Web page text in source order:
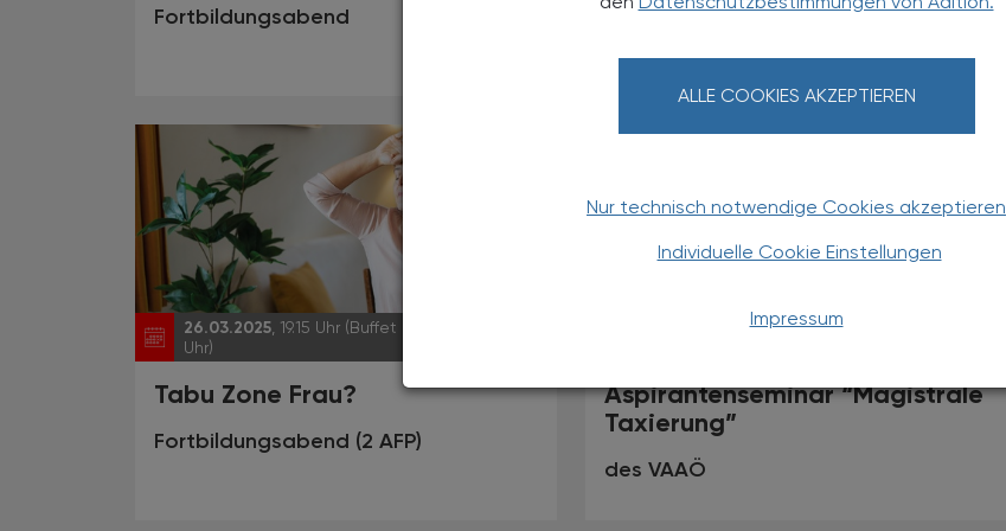
ALLE COOKIES AKZEPTIEREN
Nur technisch notwendige Cookies akzeptieren
Individuelle Cookie Einstellungen
Impressum
Fortbildungsabend von Anton Paar Austria
26.03.2025, 19.15 Uhr (Buffet ab 18.30
Uhr)
Tabu Zone Frau?
Fortbildungsabend (2 AFP)
Aspirantenseminar “Magistrale
Taxierung”
des VAAÖ